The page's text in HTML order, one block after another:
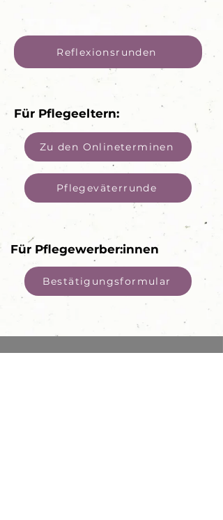
Reflexionsrunden
Für Pflegeeltern:
Zu den Onlineterminen
Pflegeväterrunde
Für Pflegewerber:innen
Bestätigungsformular